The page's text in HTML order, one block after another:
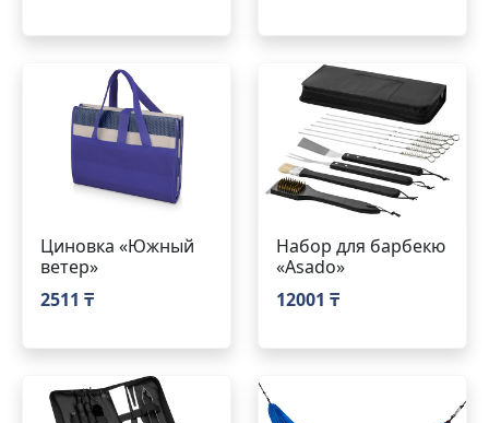
Циновка «Южный
ветер»
2511 ₸
Набор для барбекю
«Asado»
12001 ₸